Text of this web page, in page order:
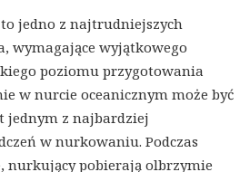
jedno z najtrudniejszych
wymagające wyjątkowego
poziomu przygotowania
w nurcie oceanicznym może być
jednym z najbardziej
w nurkowaniu. Podczas
nurkujący pobierają olbrzymie